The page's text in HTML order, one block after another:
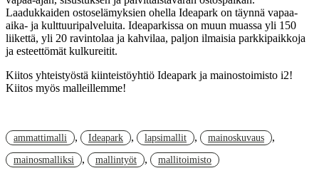
Laadukkaiden ostoselämyksien ohella Ideapark on täynnä vapaa-
aika- ja kulttuuripalveluita. Ideaparkissa on muun muassa yli 150
liikettä, yli 20 ravintolaa ja kahvilaa, paljon ilmaisia parkkipaikkoja
ja esteettömät kulkureitit.
Kiitos yhteistyöstä kiinteistöyhtiö Ideapark ja mainostoimisto i2!
Kiitos myös malleillemme!
ammattimalli , Ideapark , lapsimallit , mainoskuvaus ,
mainosmalliksi , mallintyöt , mallitoimisto